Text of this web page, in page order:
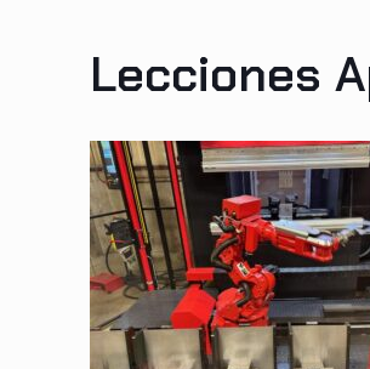
Lecciones